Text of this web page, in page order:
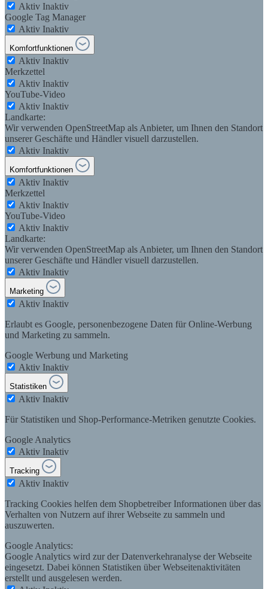
Aktiv Inaktiv
Google Tag Manager
Aktiv Inaktiv
Komfortfunktionen
Aktiv Inaktiv
Merkzettel
Aktiv Inaktiv
YouTube-Video
Aktiv Inaktiv
Landkarte:
Wir verwenden OpenStreetMap als Anbieter, um Ihnen den Standort
unserer Geschäfte und Händler visuell darzustellen.
Aktiv Inaktiv
Komfortfunktionen
Aktiv Inaktiv
Merkzettel
Aktiv Inaktiv
YouTube-Video
Aktiv Inaktiv
Landkarte:
Wir verwenden OpenStreetMap als Anbieter, um Ihnen den Standort
unserer Geschäfte und Händler visuell darzustellen.
Aktiv Inaktiv
Marketing
Aktiv Inaktiv
Erlaubt es Google, personenbezogene Daten für Online-Werbung
und Marketing zu sammeln.
Google Werbung und Marketing
Aktiv Inaktiv
Statistiken
Aktiv Inaktiv
Für Statistiken und Shop-Performance-Metriken genutzte Cookies.
Google Analytics
Aktiv Inaktiv
Tracking
Aktiv Inaktiv
Tracking Cookies helfen dem Shopbetreiber Informationen über das
Verhalten von Nutzern auf ihrer Webseite zu sammeln und
auszuwerten.
Google Analytics:
Google Analytics wird zur der Datenverkehranalyse der Webseite
eingesetzt. Dabei können Statistiken über Webseitenaktivitäten
erstellt und ausgelesen werden.